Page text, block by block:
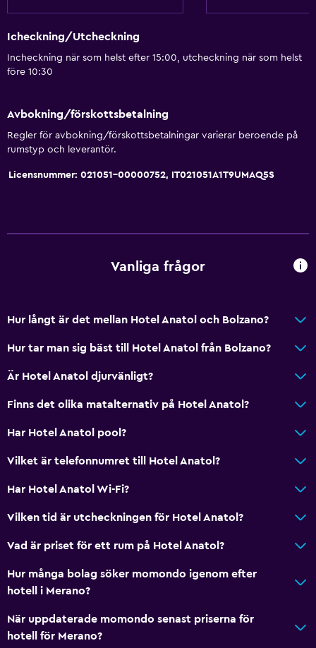
Icheckning/Utcheckning
Incheckning när som helst efter 15:00, utcheckning när som helst
före 10:30
Avbokning/förskottsbetalning
Regler för avbokning/förskottsbetalningar varierar beroende på
rumstyp och leverantör.
Licensnummer: 021051-00000752, IT021051A1T9UMAQ5S
Vanliga frågor
Hur långt är det mellan Hotel Anatol och Bolzano?
Hur tar man sig bäst till Hotel Anatol från Bolzano?
Är Hotel Anatol djurvänligt?
Finns det olika matalternativ på Hotel Anatol?
Har Hotel Anatol pool?
Vilket är telefonnumret till Hotel Anatol?
Har Hotel Anatol Wi-Fi?
Vilken tid är utcheckningen för Hotel Anatol?
Vad är priset för ett rum på Hotel Anatol?
Hur många bolag söker momondo igenom efter
hotell i Merano?
När uppdaterade momondo senast priserna för
hotell för Merano?